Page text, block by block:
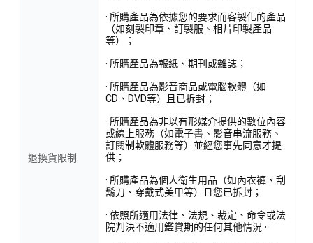
退換貨限制
· 所購產品為依據您的要求而客製化的產品
（如刻製印章、訂製服、相片印製產品
等）；
· 所購產品為報紙、期刊或雜誌；
· 所購產品為影音商品或電腦軟體（如
CD、DVD等）且已拆封；
· 所購產品為非以有形媒介提供的數位內容
或線上服務（如電子書、影音串流服務、
訂閱制軟體服務等）並經您事先同意才提
供；
· 所購產品為個人衛生用品（如內衣褲、刮
鬍刀、穿戴式美甲等）且您已拆封；
· 依照所適用法律、法規、裁定、命令或法
院判決不適用鑑賞期的任何其他情況。